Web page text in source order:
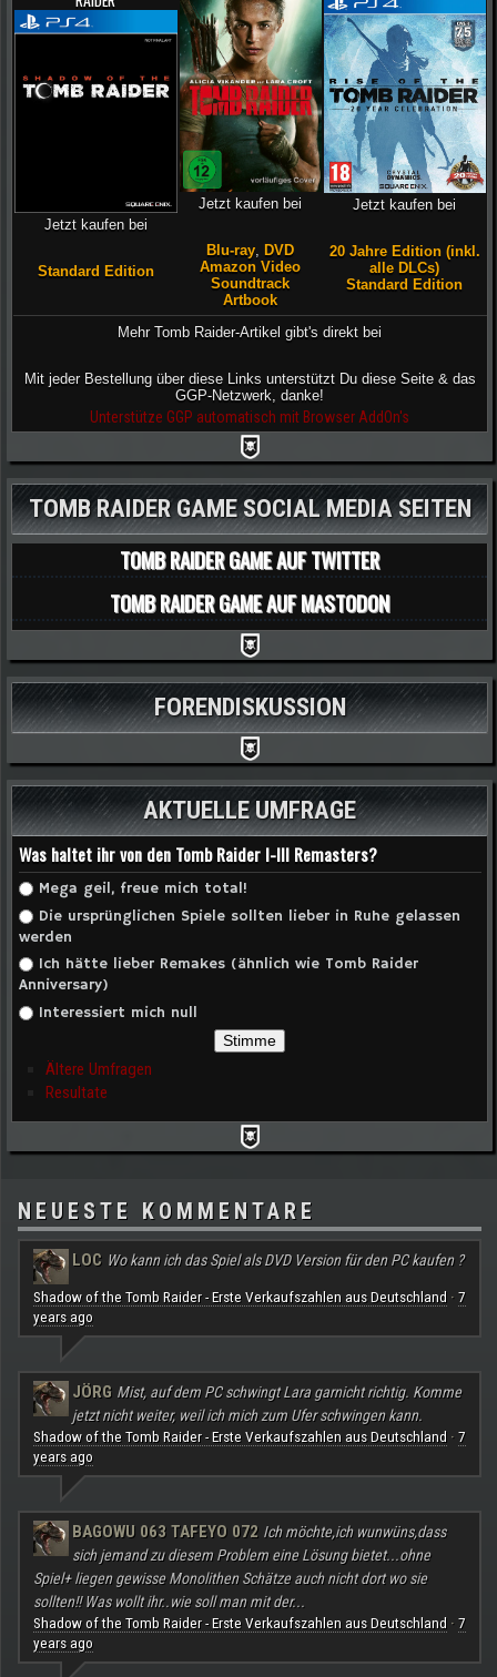
Jetzt kaufen bei
Standard Edition
Jetzt kaufen bei
Blu-ray
DVD
Amazon Video
Soundtrack
Artbook
Jetzt kaufen bei
20 Jahre Edition (inkl.
alle DLCs)
Standard Edition
Mehr Tomb Raider-Artikel gibt's direkt bei
Mit jeder Bestellung über diese Links unterstützt Du diese Seite & das
GGP-Netzwerk, danke!
Unterstütze GGP automatisch mit Browser AddOn's
TOMB RAIDER GAME SOCIAL MEDIA SEITEN
TOMB RAIDER GAME AUF TWITTER
TOMB RAIDER GAME AUF MASTODON
FORENDISKUSSION
AKTUELLE UMFRAGE
Was haltet ihr von den Tomb Raider I-III Remasters?
Auswahlmöglichkeiten
Mega geil, freue mich total!
Die ursprünglichen Spiele sollten lieber in Ruhe gelassen
werden
Ich hätte lieber Remakes (ähnlich wie Tomb Raider
Anniversary)
Interessiert mich null
Ältere Umfragen
Resultate
NEUESTE KOMMENTARE
LOC Wo kann ich das Spiel als DVD Version für den PC kaufen ?
Shadow of the Tomb Raider - Erste Verkaufszahlen aus Deutschland · 7
years ago
JÖRG Mist, auf dem PC schwingt Lara garnicht richtig. Komme
jetzt nicht weiter, weil ich mich zum Ufer schwingen kann.
Shadow of the Tomb Raider - Erste Verkaufszahlen aus Deutschland · 7
years ago
BAGOWU 063 TAFEYO 072 Ich möchte,ich wunwüns,dass
sich jemand zu diesem Problem eine Lösung bietet...ohne
Spiel+ liegen gewisse Monolithen Schätze auch nicht dort wo sie
sollten!! Was wollt ihr..wie soll man mit der...
Shadow of the Tomb Raider - Erste Verkaufszahlen aus Deutschland · 7
years ago